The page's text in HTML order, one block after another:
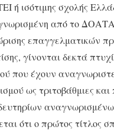
ή ισότιμης σχολής
από το
επαγγελματικών
γίνονται δεκτά
που έχουν
ως τριτοβάθμιες και
ότι ο πρώτος τίτλος